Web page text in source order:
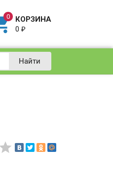
КОРЗИНА
0₽
Найти
